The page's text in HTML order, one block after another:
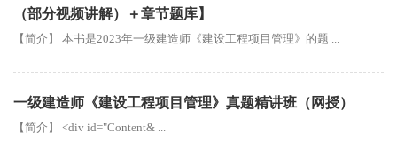
（部分视频讲解）＋章节题库】
【简介】 本书是2023年一级建造师《建设工程项目管理》的题 ...
一级建造师《建设工程项目管理》真题精讲班（网授）
【简介】 <div id="Content& ...